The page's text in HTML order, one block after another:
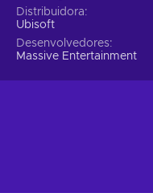
Distribuidora
Ubisoft
Desenvolvedores
Massive Entertainment